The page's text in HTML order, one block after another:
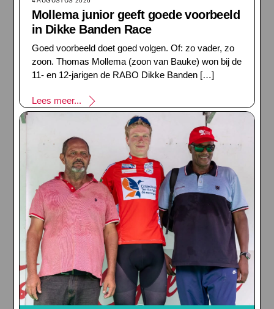
Mollema junior geeft goede voorbeeld
in Dikke Banden Race
Goed voorbeeld doet goed volgen. Of: zo vader, zo
zoon. Thomas Mollema (zoon van Bauke) won bij de
11- en 12-jarigen de RABO Dikke Banden […]
Lees meer...